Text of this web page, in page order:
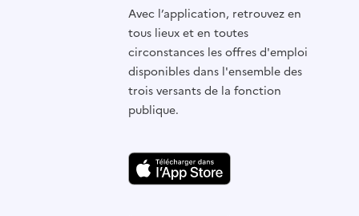
Avec l’application, retrouvez en
tous lieux et en toutes
circonstances les offres d'emploi
disponibles dans l'ensemble des
trois versants de la fonction
publique.